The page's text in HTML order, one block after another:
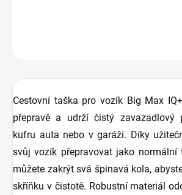
Cestovní taška pro vozík Big Max
přepravě a udrží čistý zavazadlový
kufru auta nebo v garáži. Díky
svůj vozík přepravovat jako normální
můžete zakrýt svá špinavá kola,
skříňku v čistotě. Robustní materiál